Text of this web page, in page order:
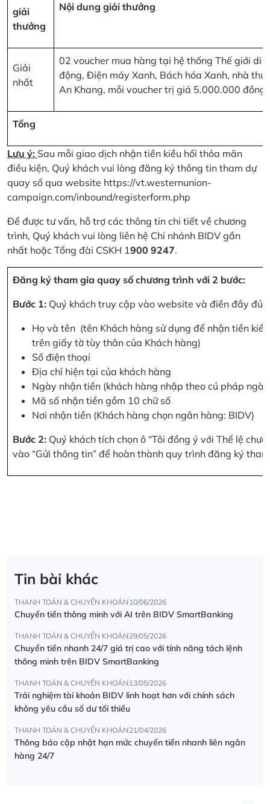
giải
thưởng
Nội dung giải thưởng
Giải
nhất
02 voucher mua hàng tại hệ thống Thế giới di
động, Điện máy Xanh, Bách hóa Xanh, nhà
An Khang, mỗi voucher trị giá 5.000.000 đồng
Tổng
Lưu ý: Sau mỗi giao dịch nhận tiền kiều hối thỏa mãn
điều kiện, Quý khách vui lòng đăng ký thông tin tham dự
quay số qua website https://vt.westernunion-
campaign.com/inbound/registerform.php
Để được tư vấn, hỗ trợ các thông tin chi tiết về chương
trình, Quý khách vui lòng liên hệ Chi nhánh BIDV gần
nhất hoặc Tổng đài CSKH 1900 9247.
Đăng ký tham gia quay số chương trình với 2 bước:
Bước 1: Quý khách truy cập vào website và điền đầy đủ
Họ và tên (tên Khách hàng sử dụng để nhận tiền
trên giấy tờ tùy thân của Khách hàng)
Số điện thoại
Địa chỉ hiện tại của khách hàng
Ngày nhận tiền (khách hàng nhập theo cú pháp
Mã số nhận tiền gồm 10 chữ số
Nơi nhận tiền (Khách hàng chọn ngân hàng: BIDV)
Bước 2: Quý khách tích chọn ô “Tôi đồng ý với Thể lệ
vào “Gửi thông tin” để hoàn thành quy trình đăng ký
Tin bài khác
THANH TOÁN & CHUYỂN KHOẢN 10/06/2026
Chuyển tiền thông minh với AI trên BIDV SmartBanking
THANH TOÁN & CHUYỂN KHOẢN 29/05/2026
Chuyển tiền nhanh 24/7 giá trị cao với tính năng tách lệnh
thông minh trên BIDV SmartBanking
THANH TOÁN & CHUYỂN KHOẢN 13/05/2026
Trải nghiệm tài khoản BIDV linh hoạt hơn với chính sách
không yêu cầu số dư tối thiểu
THANH TOÁN & CHUYỂN KHOẢN 21/04/2026
Thông báo cập nhật hạn mức chuyển tiền nhanh liên ngân
hàng 24/7